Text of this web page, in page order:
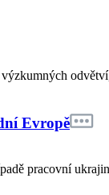
Evropě
pracovní